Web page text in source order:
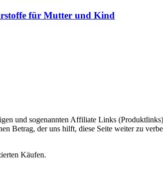
für Mutter und Kind
und sogenannten Affiliate Links
Betrag, der uns hilft, diese Seite weiter zu
Käufen.